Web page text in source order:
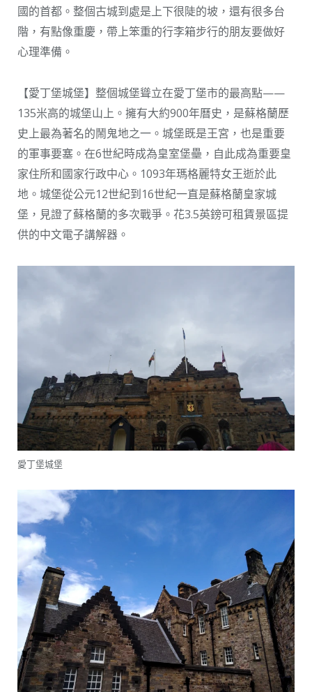
國的首都。整個古城到處是上下很陡的坡，還有很多台
階，有點像重慶，帶上笨重的行李箱步行的朋友要做好
心理準備。
【愛丁堡城堡】整個城堡聳立在愛丁堡市的最高點——
135米高的城堡山上。擁有大約900年曆史，是蘇格蘭歷
史上最為著名的鬧鬼地之一。城堡既是王宮，也是重要
的軍事要塞。在6世紀時成為皇室堡壘，自此成為重要皇
家住所和國家行政中心。1093年瑪格麗特女王逝於此
地。城堡從公元12世紀到16世紀一直是蘇格蘭皇家城
堡，見證了蘇格蘭的多次戰爭。花3.5英鎊可租賃景區提
供的中文電子講解器。
愛丁堡城堡